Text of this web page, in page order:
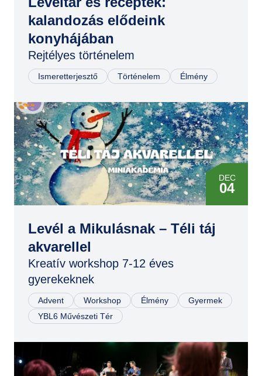
kalandozás elődeink
konyhájában
Rejtélyes történelem
Ismeretterjesztő Történelem Élmény
DEC
04
Levél a Mikulásnak – Téli táj
akvarellel
Kreatív workshop 7-12 éves
gyerekeknek
Advent Workshop Élmény
Gyermek
YBL6 Művészeti Tér